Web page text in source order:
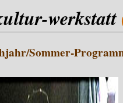
werkstatt
Sommer-